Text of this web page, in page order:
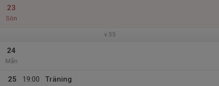
23
Sön
v.35
24
Mån
25
19:00
Träning